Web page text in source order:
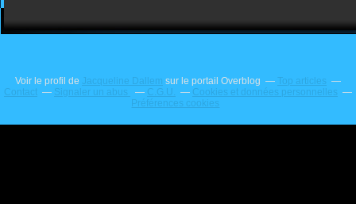
Voir le profil de Jacqueline Dallem sur le portail Overblog
Top articles
Contact
Signaler un abus C.G.U.
Cookies et données personnelles
Préférences cookies